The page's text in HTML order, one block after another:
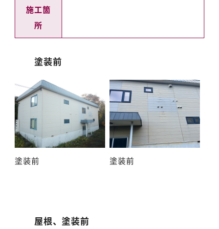
施工箇
所
塗装前
塗装前 塗装前
屋根、塗装前